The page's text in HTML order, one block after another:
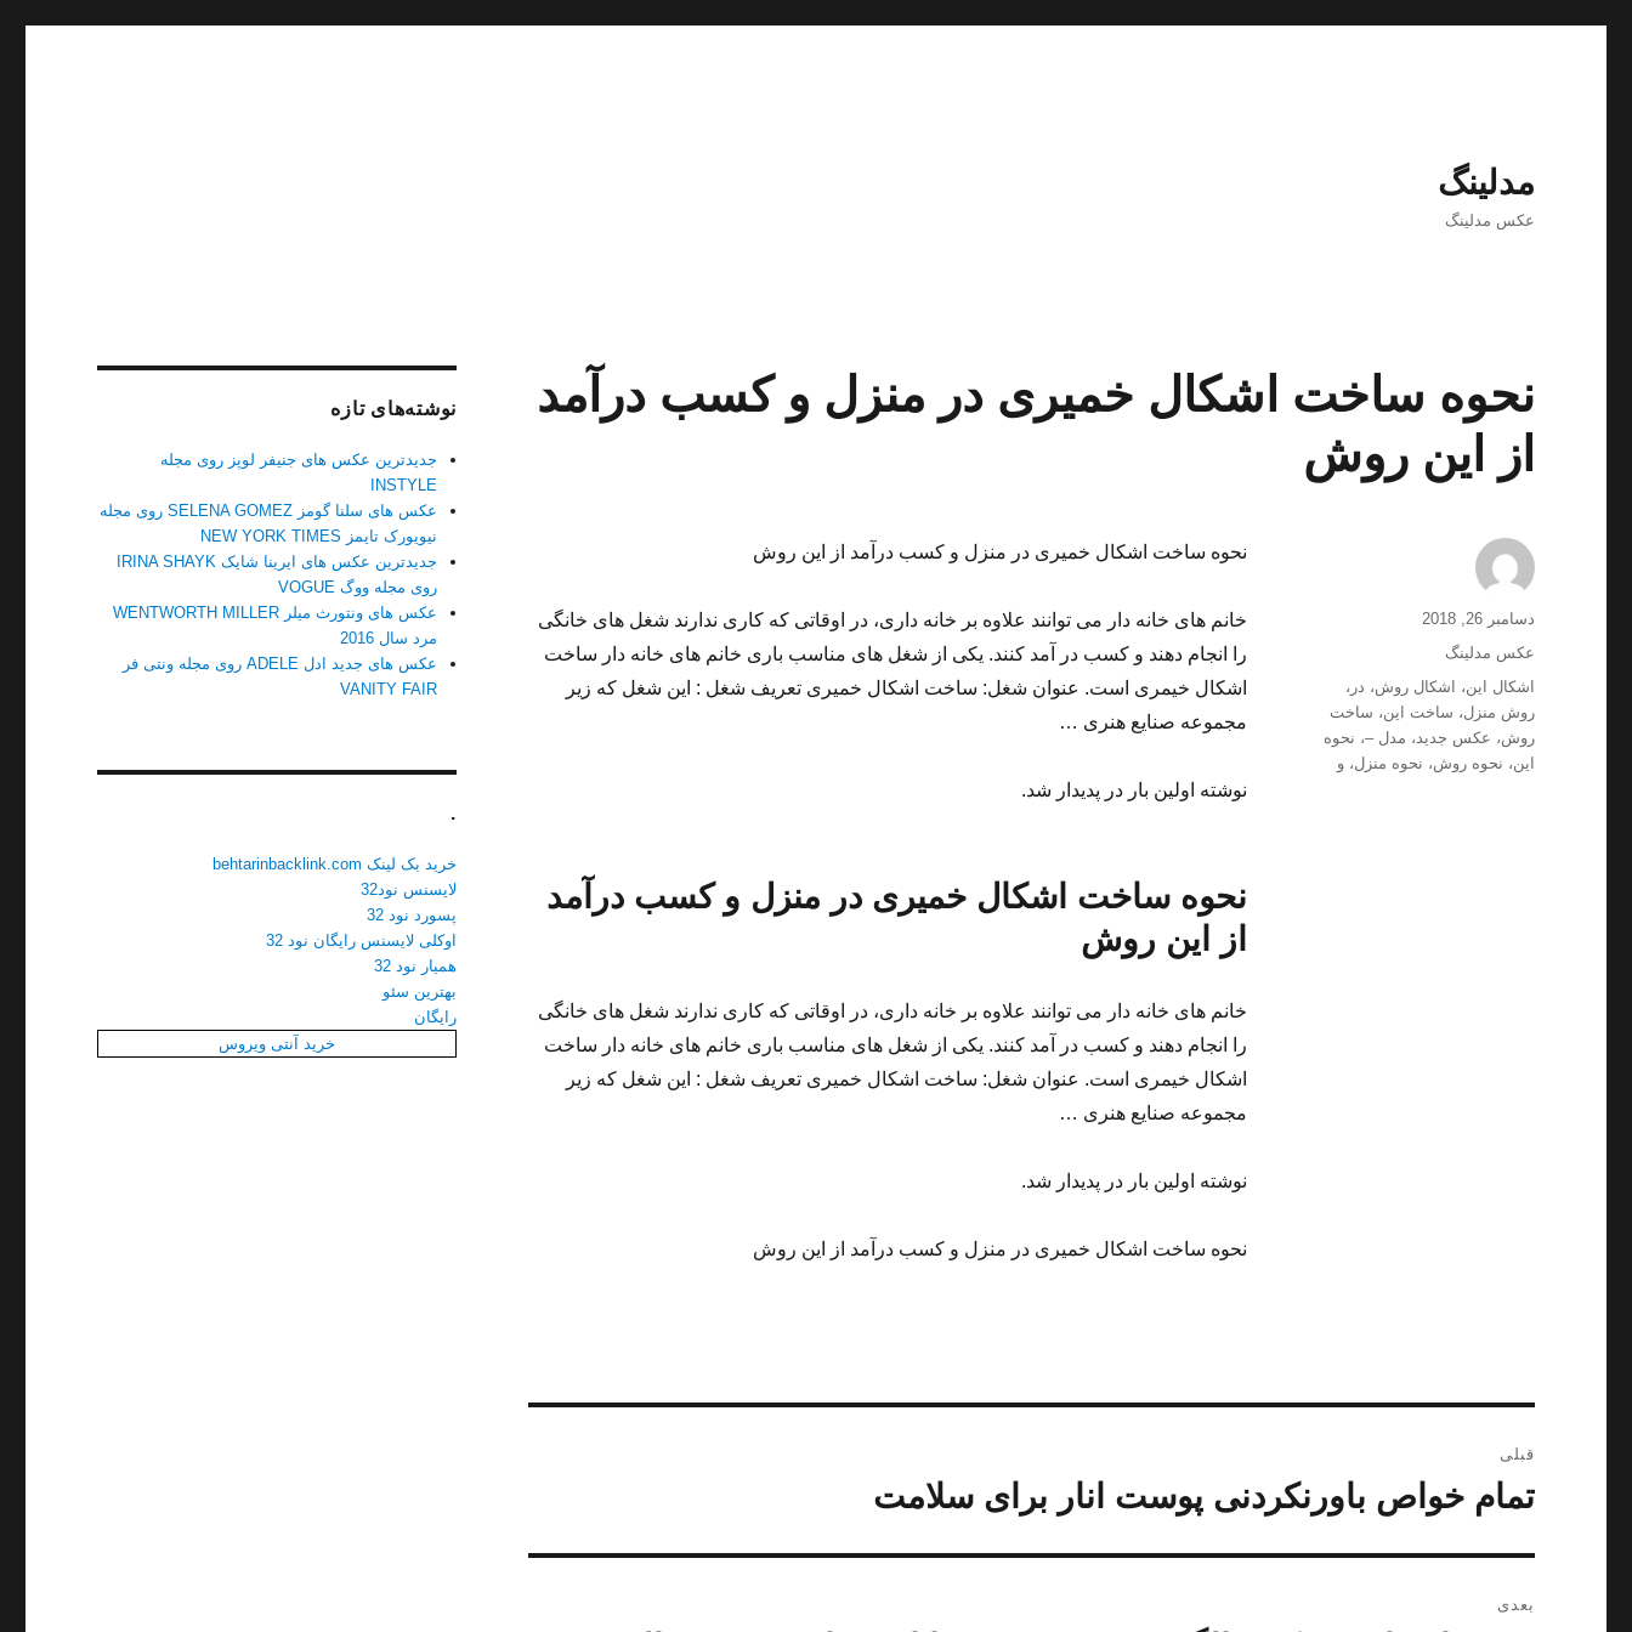
مدلینگ
عکس مدلینگ
نحوه ساخت اشکال خمیری در منزل و کسب درآمد
از این روش
نحوه ساخت اشکال خمیری در منزل و کسب درآمد از این روش
خانم های خانه دار می توانند علاوه بر خانه داری، در اوقاتی که کاری ندارند شغل های خانگی
را انجام دهند و کسب در آمد کنند. یکی از شغل های مناسب باری خانم های خانه دار ساخت
اشکال خیمری است. عنوان شغل: ساخت اشکال خمیری تعریف شغل : این شغل که زیر
مجموعه صنایع هنری …
نوشته اولین بار در پدیدار شد.
نحوه ساخت اشکال خمیری در منزل و کسب درآمد
از این روش
خانم های خانه دار می توانند علاوه بر خانه داری، در اوقاتی که کاری ندارند شغل های خانگی
را انجام دهند و کسب در آمد کنند. یکی از شغل های مناسب باری خانم های خانه دار ساخت
اشکال خیمری است. عنوان شغل: ساخت اشکال خمیری تعریف شغل : این شغل که زیر
مجموعه صنایع هنری …
نوشته اولین بار در پدیدار شد.
نحوه ساخت اشکال خمیری در منزل و کسب درآمد از این روش
نویسنده
ارسال
شده
دسامبر 26, 2018
دسته‌ها
عکس مدلینگ
برچسب‌ها
اشکال این، اشکال روش، در ،
روش منزل، ساخت این، ساخت
روش، عکس جدید، مدل –، نحوه
این، نحوه روش، نحوه منزل،و
نوشته
قبلی
نوشته
تمام خواص باورنکردنی پوست انار برای سلامت
بعدی
نوشته‌های تازه
جدیدترین عکس های جنیفر لوپز روی مجله
INSTYLE
عکس های سلنا گومز SELENA GOMEZ روی مجله
نیویورک تایمز NEW YORK TIMES
جدیدترین عکس های ایرینا شایک IRINA SHAYK
روی مجله ووگ VOGUE
عکس های ونتورث میلر WENTWORTH MILLER
مرد سال 2016
عکس های جدید ادل ADELE روی مجله ونتی فر
VANITY FAIR
.
خرید بک لینک behtarinbacklink.com
لایسنس نود32
پسورد نود 32
اوکلی لایسنس رایگان نود 32
همیار نود 32
بهترین سئو
رایگان
خرید آنتی ویروس